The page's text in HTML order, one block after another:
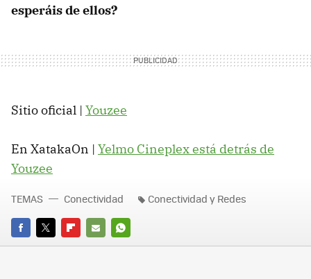
esperáis de ellos?
Sitio oficial | Youzee
En XatakaOn | Yelmo Cineplex está detrás de
Youzee
FACEBOOK
TWITTERFLIPBOARD
E-
WHATSAPP
TEMAS Conectividad Conectividad y Redes